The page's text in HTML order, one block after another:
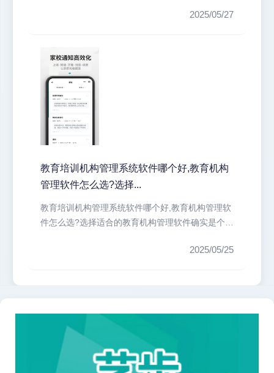
2025/05/27
教育培训机构管理系统软件哪个好,教育机构
管理软件怎么选?选择...
教育培训机构管理系统软件哪个好,教育机构管理软
件怎么选?选择适合的教育机构管理软件确实是个技
2025/05/25